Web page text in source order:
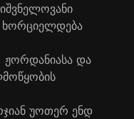
ჟორდანიასა და
უოთერ ენდ